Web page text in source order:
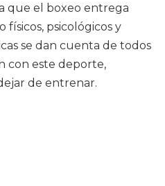
que el boxeo entrega
físicos, psicológicos y
se dan cuenta de todos
con este deporte,
de entrenar.